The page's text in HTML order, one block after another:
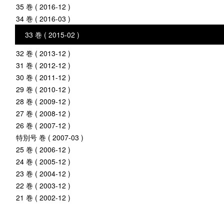
35 巻 ( 2016-12 )
34 巻 ( 2016-03 )
33 巻 ( 2015-02 )
32 巻 ( 2013-12 )
31 巻 ( 2012-12 )
30 巻 ( 2011-12 )
29 巻 ( 2010-12 )
28 巻 ( 2009-12 )
27 巻 ( 2008-12 )
26 巻 ( 2007-12 )
特別号 巻 ( 2007-03 )
25 巻 ( 2006-12 )
24 巻 ( 2005-12 )
23 巻 ( 2004-12 )
22 巻 ( 2003-12 )
21 巻 ( 2002-12 )